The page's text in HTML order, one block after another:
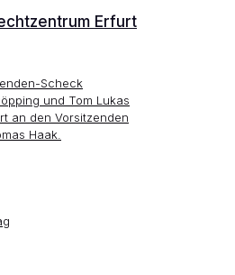
Erfurt
Scheck
und Tom Lukas
an den Vorsitzenden
Haak.